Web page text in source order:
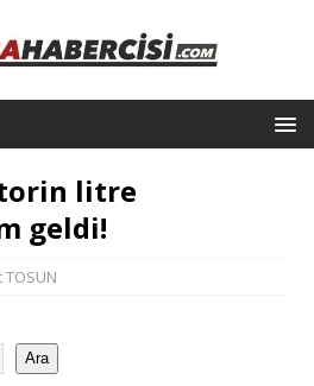
litre
geldi!
Ara